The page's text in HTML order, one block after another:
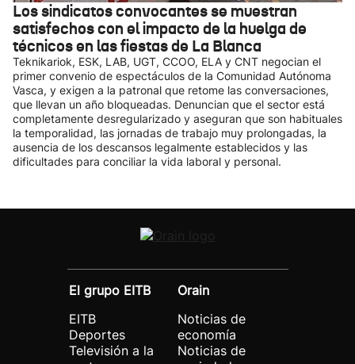
Los sindicatos convocantes se muestran
satisfechos con el impacto de la huelga de
técnicos en las fiestas de La Blanca
Teknikariok, ESK, LAB, UGT, CCOO, ELA y CNT negocian el
primer convenio de espectáculos de la Comunidad Autónoma
Vasca, y exigen a la patronal que retome las conversaciones,
que llevan un año bloqueadas. Denuncian que el sector está
completamente desregularizado y aseguran que son habituales
la temporalidad, las jornadas de trabajo muy prolongadas, la
ausencia de los descansos legalmente establecidos y las
dificultades para conciliar la vida laboral y personal.
El grupo EITB
EITB
Deportes
Televisión a la
Orain
Noticias de
economía
Noticias de